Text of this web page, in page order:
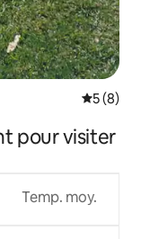
5 (8)
pour visiter
Temp. moy.